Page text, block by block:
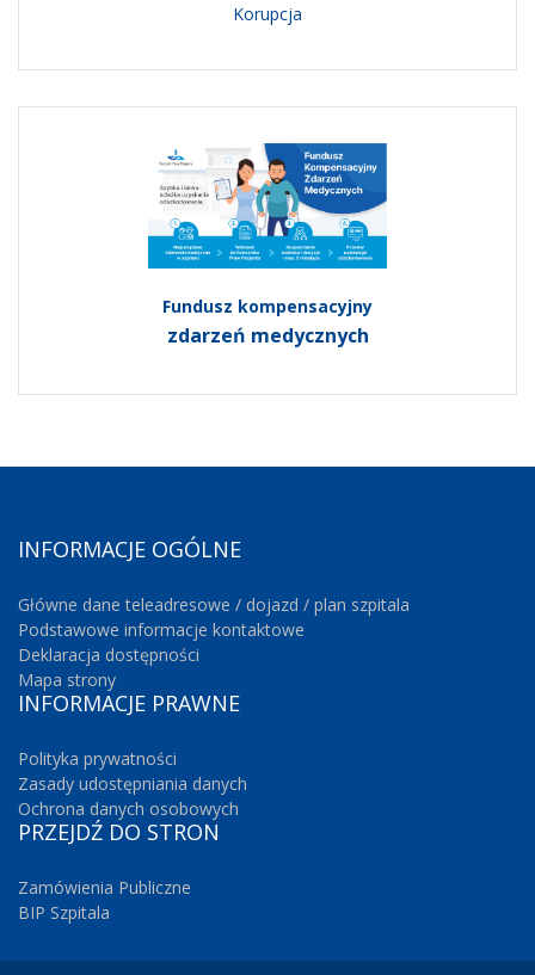
Korupcja
Fundusz kompensacyjny
zdarzeń medycznych
INFORMACJE OGÓLNE
Główne dane teleadresowe / dojazd / plan szpitala
Podstawowe informacje kontaktowe
Deklaracja dostępności
Mapa strony
INFORMACJE PRAWNE
Polityka prywatności
Zasady udostępniania danych
Ochrona danych osobowych
PRZEJDŹ DO STRON
Zamówienia Publiczne
BIP Szpitala